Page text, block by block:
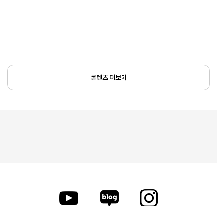
콘텐츠 더보기